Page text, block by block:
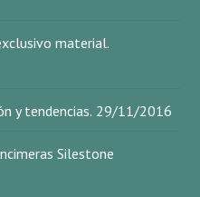
material.
y tendencias. 29/11/2016
Silestone